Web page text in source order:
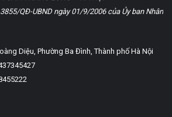
QĐ-UBND ngày 01/9/2006 của Ủy ban Nhân
Diệu, Phường Ba Đình, Thành phố Hà Nội